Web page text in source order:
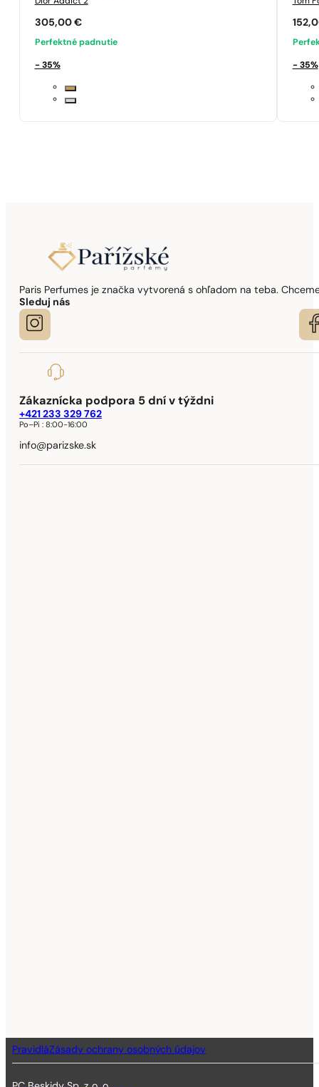
Dior Addict 2
305,00 €
Perfektné padnutie
- 35%
Tom
- 35%
Paris Perfumes je značka vytvorená s ohľadom na teba.
Sleduj nás
Zákaznícka podpora 5 dní v týždni
+421 233 329 762
Po–Pi :8:00-16:00
info@parizske.sk
PravidláZásady ochrany osobných údajov